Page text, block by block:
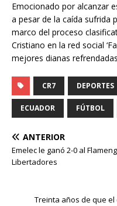
Emocionado por alcanzar
a pesar de la caída sufrida
marco del proceso
Cristiano en la red social
mejores dianas
CR7 DEPORTES
ECUADOR FÚTBOL
ANTERIOR
Emelec le ganó 2-0 al
Libertadores
Treinta años de que